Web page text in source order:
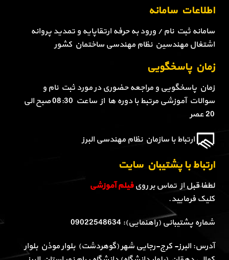
اطلاعات سامانه
سامانه ثبت نام / ورود به حرفه ارتقاپایه و تمدید پروانه
اشتغال مهندسین نظام مهندسی ساختمان کشور
زمان پاسخگویی
زمان پاسخگویی و مراجعه حضوری در مورد ثبت نام و
سوالات آموزشی مرتبط با دوره ها از ساعت 08:30 صبح الی
20 عصر
ارتباط با سازمان نظام مهندسی البرز
ارتباط با پشتیبان سایت
لطفا قبل از تماس بر رویفیلم آموزشی
کلیک فرمایید.
شماره پشتیبانی (راهنمایی): 09022548634
آدرس: البرز- کرج-رجایی شهر (گوهردشت) بلوار موذن بلوار